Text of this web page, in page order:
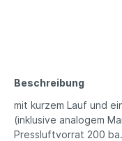
Beschreibung
mit kurzem Lauf und
(inklusive analogem
Pressluftvorrat 200